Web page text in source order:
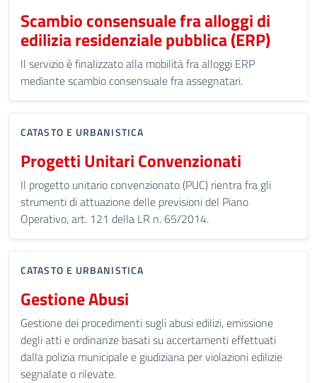
Scambio consensuale fra alloggi di
edilizia residenziale pubblica (ERP)
ll servizio è finalizzato alla mobilità fra alloggi ERP
mediante scambio consensuale fra assegnatari.
CATASTO E URBANISTICA
Progetti Unitari Convenzionati
Il progetto unitario convenzionato (PUC) rientra fra gli
strumenti di attuazione delle previsioni del Piano
Operativo, art. 121 della LR n. 65/2014.
CATASTO E URBANISTICA
Gestione Abusi
Gestione dei procedimenti sugli abusi edilizi, emissione
degli atti e ordinanze basati su accertamenti effettuati
dalla polizia municipale e giudiziaria per violazioni edilizie
segnalate o rilevate.